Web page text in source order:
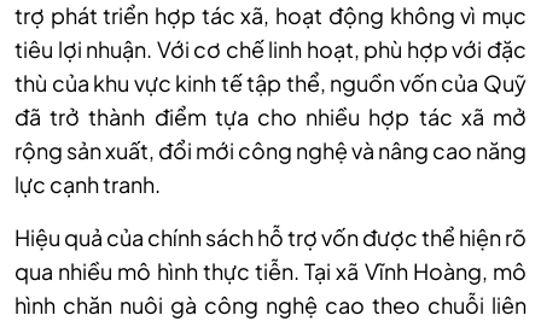
trợ phát triển hợp tác xã, hoạt động không vì mục
tiêu lợi nhuận. Với cơ chế linh hoạt, phù hợp với đặc
thù của khu vực kinh tế tập thể, nguồn vốn của Quỹ
đã trở thành điểm tựa cho nhiều hợp tác xã mở
rộng sản xuất, đổi mới công nghệ và nâng cao năng
lực cạnh tranh.
Hiệu quả của chính sách hỗ trợ vốn được thể hiện rõ
qua nhiều mô hình thực tiễn. Tại xã Vĩnh Hoàng, mô
hình chăn nuôi gà công nghệ cao theo chuỗi liên